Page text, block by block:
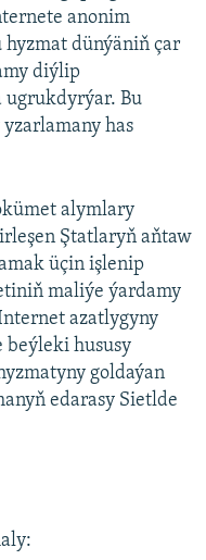
anonim
dünýäniň çar
diýlip
Bu
has
alymlary
Ştatlaryň aňtaw
üçin işlenip
maliýe ýardamy
azatlygyny
beýleki hususy
goldaýan
edarasy Sietlde